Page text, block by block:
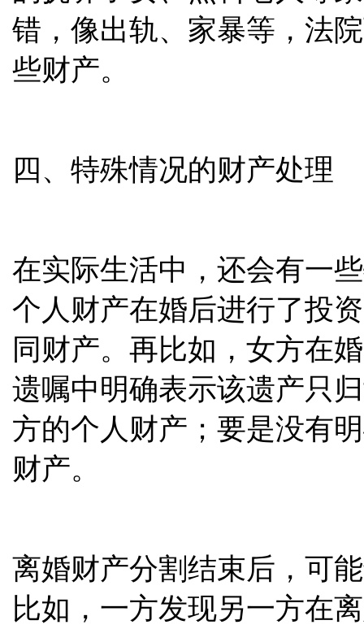
错，像出轨、家暴等，法
些财产。
四、特殊情况的财产处理
在实际生活中，还会有一
个人财产在婚后进行了投
同财产。再比如，女方在
遗嘱中明确表示该遗产只
方的个人财产；要是没有
财产。
离婚财产分割结束后，可
比如，一方发现另一方在